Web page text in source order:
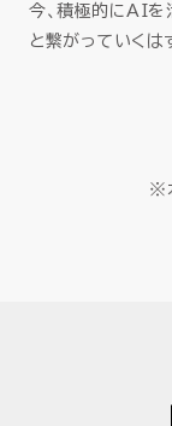
今、積極的にAIを
と繋がっていくは
※